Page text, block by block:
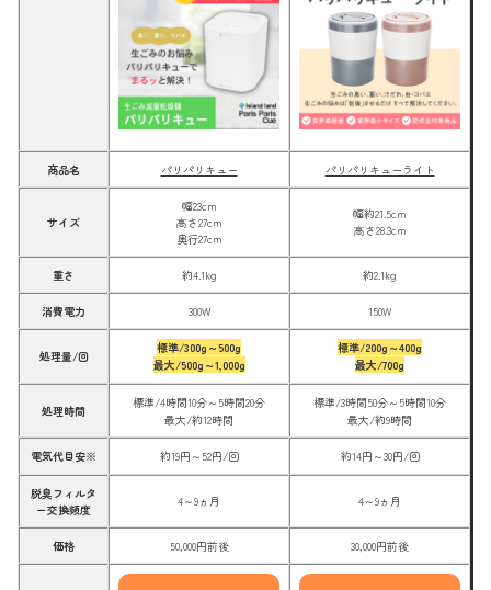
商品名 パリパリキュー パリパリキューライト
サイズ
幅23cm
高さ27cm
奥行27cm
幅約21.5cm
高さ28.3cm
重さ 約4.1kg 約2.1kg
消費電力 300W 150W
処理量/回
標準/300g～500g
最大/500g～1,000g
標準/200g～400g
最大/700g
処理時間
標準/4時間10分～5時間20分
最大/約12時間
標準/3時間50分～5時間10分
最大/約9時間
電気代目安※ 約19円～52円/回 約14円～30円/回
脱臭フィルタ
ー交換頻度
4～9ヵ月 4～9ヵ月
価格 50,000円前後 30,000円前後